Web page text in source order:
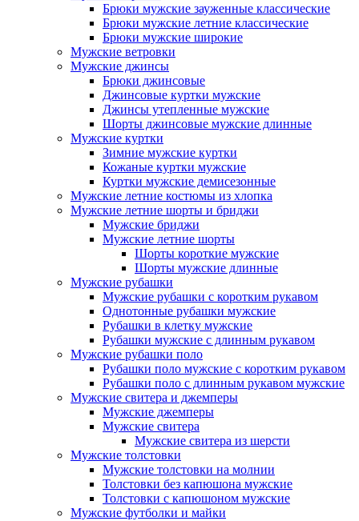
Брюки мужские зауженные классические
Брюки мужские летние классические
Брюки мужские широкие
Мужские ветровки
Мужские джинсы
Брюки джинсовые
Джинсовые куртки мужские
Джинсы утепленные мужские
Шорты джинсовые мужские длинные
Мужские куртки
Зимние мужские куртки
Кожаные куртки мужские
Куртки мужские демисезонные
Мужские летние костюмы из хлопка
Мужские летние шорты и бриджи
Мужские бриджи
Мужские летние шорты
Шорты короткие мужские
Шорты мужские длинные
Мужские рубашки
Мужские рубашки с коротким рукавом
Однотонные рубашки мужские
Рубашки в клетку мужские
Рубашки мужские с длинным рукавом
Мужские рубашки поло
Рубашки поло мужские с коротким рукавом
Рубашки поло с длинным рукавом мужские
Мужские свитера и джемперы
Мужские джемперы
Мужские свитера
Мужские свитера из шерсти
Мужские толстовки
Мужские толстовки на молнии
Толстовки без капюшона мужские
Толстовки с капюшоном мужские
Мужские футболки и майки